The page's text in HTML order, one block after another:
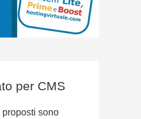
per CMS
sono